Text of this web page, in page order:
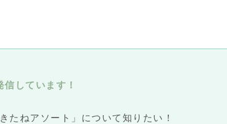
しています！
たねアソート」について知りたい！